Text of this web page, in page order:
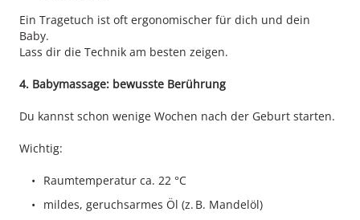
Ein Tragetuch ist oft ergonomischer für dich und dein
Baby.
Lass dir die Technik am besten zeigen.
4. Babymassage: bewusste Berührung
Du kannst schon wenige Wochen nach der Geburt starten.
Wichtig:
Raumtemperatur ca. 22 °C
mildes, geruchsarmes Öl (z. B. Mandelöl)